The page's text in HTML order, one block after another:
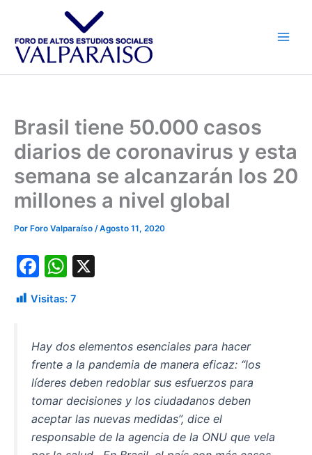
contenido
Brasil tiene 50.000 casos
diarios de coronavirus y esta
semana se alcanzarán los 20
millones a nivel global
Por Foro Valparaíso /Agosto 11, 2020
F
a
c
b
o
o
k
W
h
at
A
p
p
Visitas: 7
Hay dos elementos esenciales para hacer
frente a la pandemia de manera eficaz: “los
líderes deben redoblar sus esfuerzos para
tomar decisiones y los ciudadanos deben
aceptar las nuevas medidas”, dice el
responsable de la agencia de la ONU que vela